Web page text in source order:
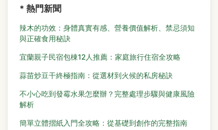
* 熱門新聞
辣木的功效：身體真實有感、營養價值解析、禁忌須知
與正確食用秘訣
宜蘭親子民宿包棟12人推薦：家庭旅行住宿全攻略
蒜苗炒豆干終極指南：從選材到火候的私房秘訣
不小心吃到發霉水果怎麼辦？完整處理步驟與健康風險
解析
簡單立體摺紙入門全攻略：從基礎到創作的完整指南